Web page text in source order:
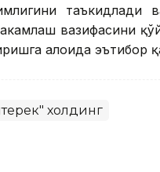
таъкидлади
вазифасини
алоҳида эътибор
холдинг